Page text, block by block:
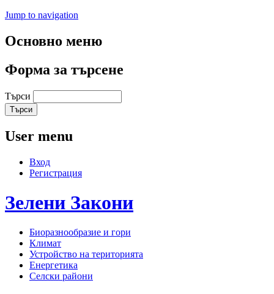
Jump to navigation
Основно меню
Форма за търсене
Търси
User menu
Вход
Регистрация
Зелени Закони
Биоразнообразие и гори
Климат
Устройство на територията
Енергетика
Селски райони